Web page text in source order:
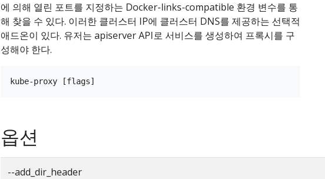
에 의해 열린 포트를 지정하는 Docker-links-compatible 환경 변수를 통
해 찾을 수 있다. 이러한 클러스터 IP에 클러스터 DNS를 제공하는 선택적
애드온이 있다. 유저는 apiserver API로 서비스를 생성하여 프록시를 구
성해야 한다.
옵션
--add_dir_header